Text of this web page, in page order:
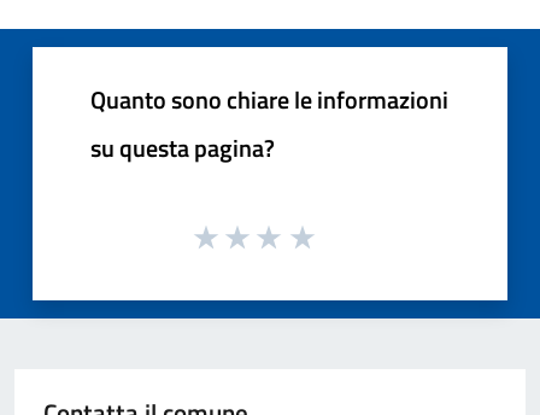
Quanto sono chiare le informazioni
su questa pagina?